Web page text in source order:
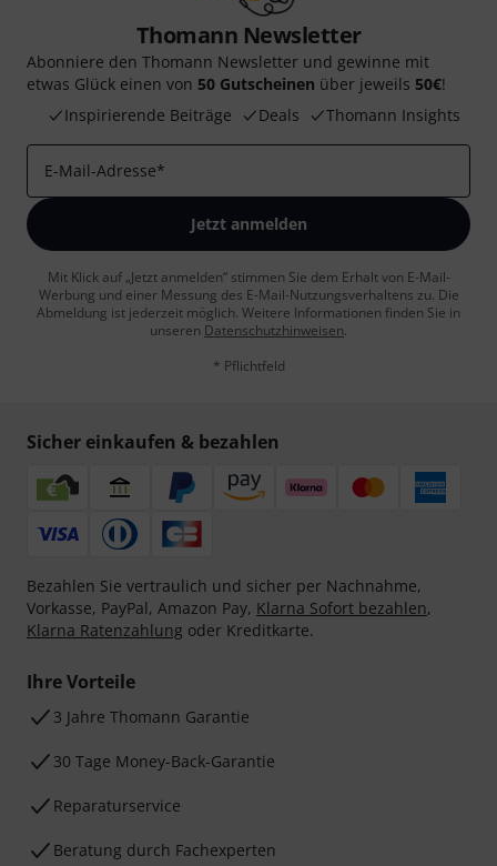
Thomann Newsletter
Abonniere den Thomann Newsletter und gewinne mit
etwas Glück einen von 50 Gutscheinen über jeweils 50€!
Inspirierende Beiträge
Deals Thomann Insights
E-Mail-Adresse*
Jetzt anmelden
Mit Klick auf „Jetzt anmelden“ stimmen Sie dem Erhalt von E-Mail-
Werbung und einer Messung des E-Mail-Nutzungsverhaltens zu. Die
Abmeldung ist jederzeit möglich. Weitere Informationen finden Sie in
unseren Datenschutzhinweisen.
* Pflichtfeld
Sicher einkaufen & bezahlen
Bezahlen Sie vertraulich und sicher per Nachnahme,
Vorkasse, PayPal, Amazon Pay, Klarna Sofort bezahlen,
Klarna Ratenzahlung oder Kreditkarte.
Ihre Vorteile
3 Jahre Thomann Garantie
30 Tage Money-Back-Garantie
Reparaturservice
Beratung durch Fachexperten